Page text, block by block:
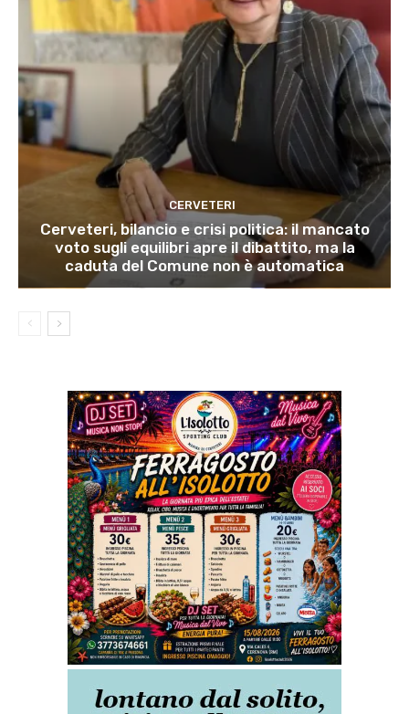
CERVETERI
Cerveteri, bilancio e crisi politica: il mancato
voto sugli equilibri apre il dibattito, ma la
caduta del Comune non è automatica